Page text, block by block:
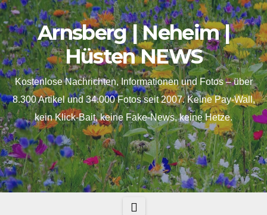
springen
Skip
to
content
Arnsberg | Neheim |
Hüsten NEWS
Kostenlose Nachrichten, Informationen und Fotos – über
8.300 Artikel und 34.000 Fotos seit 2007. Keine Pay-Wall,
kein Klick-Bait, keine Fake-News, keine Hetze.